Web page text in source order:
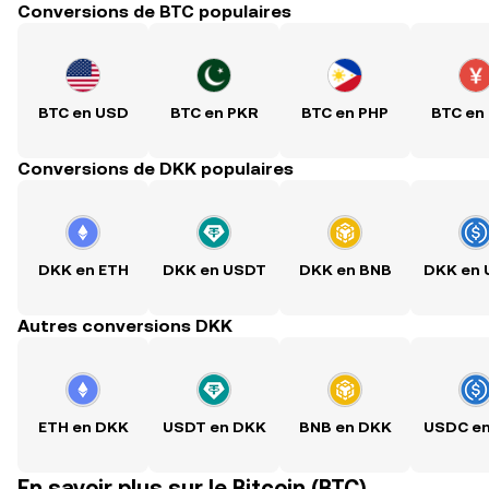
Conversions de BTC populaires
BTC en USD BTC en PKR BTC en PHP BTC en
Conversions de DKK populaires
DKK en ETH DKK en USDT DKK en BNB DKK en
Autres conversions DKK
ETH en DKK USDT en DKK BNB en DKK USDC